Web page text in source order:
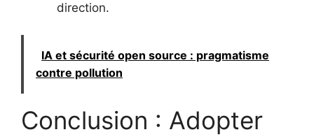
direction.
IA et sécurité open source : pragmatisme
contre pollution
Conclusion : Adopter